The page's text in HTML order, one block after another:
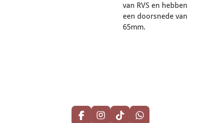
van RVS en hebben
een doorsnede van
65mm.
F I T W